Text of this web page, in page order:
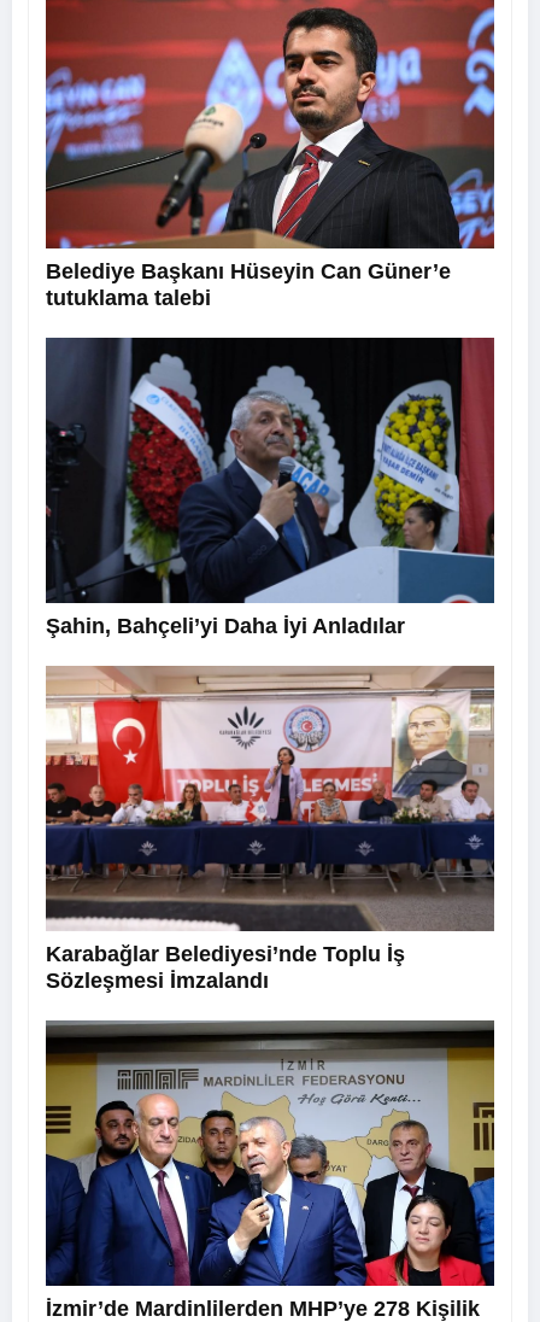
Belediye Başkanı Hüseyin Can Güner’e
tutuklama talebi
Şahin, Bahçeli’yi Daha İyi Anladılar
Karabağlar Belediyesi’nde Toplu İş
Sözleşmesi İmzalandı
İzmir’de Mardinlilerden MHP’ye 278 Kişilik